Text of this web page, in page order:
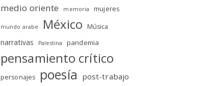
medio oriente memoria mujeres
mundo arabe México Música
narrativas Palestina pandemia
pensamiento crítico
personajes poesía post-trabajo